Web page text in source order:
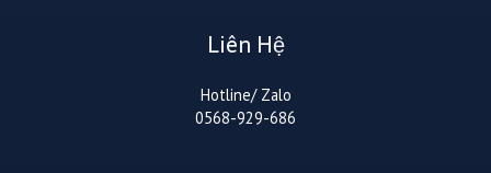
Liên Hệ
Hotline/ Zalo
0568-929-686